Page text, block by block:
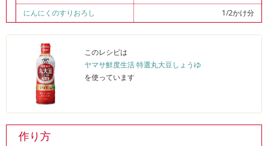
にんにくのすりおろし
1/2かけ分
このレシピは
ヤマサ鮮度生活 特選丸大豆しょうゆ
を使っています
作り方